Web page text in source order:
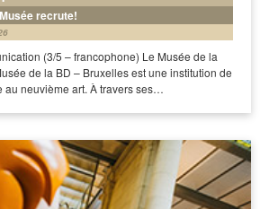
recrute!
(3/5 – francophone) Le Musée de la
de la BD – Bruxelles est une institution de
au neuvième art. À travers ses…